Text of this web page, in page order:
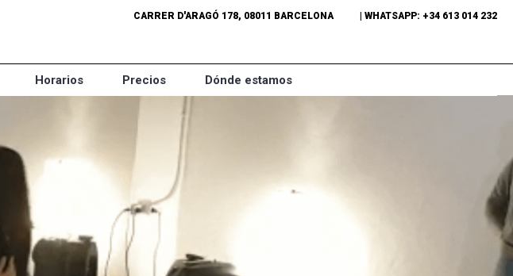
CARRER D'ARAGÓ 178, 08011 BARCELONA | WHATSAPP: +34 613 014 232
Horarios Precios Dónde estamos